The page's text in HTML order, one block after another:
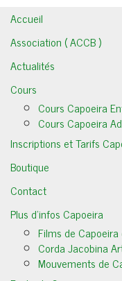
Accueil
Association ( ACCB )
Actualités
Cours
Cours Capoeira
Cours Capoeira
Inscriptions et Tarifs
Boutique
Contact
Plus d’infos Capoeira
Films de Capoeira
Corda Jacobina
Mouvements de